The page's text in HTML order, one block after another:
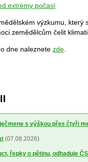
extrémy počasí
výzkumu, který
zemědělcům čelit
dne naleznete zde
s výškou přes čtyři
(07.08.2026)
řepky o pětinu, odhaduje